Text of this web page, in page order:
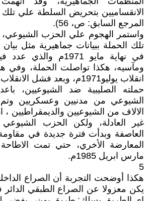
الانقساميين بتحريض السلطة علي تلك
المرجع السابق: ص، 56).
واستمر الهجوم علي الحزب
تلك الحملة ببيانات جماهيرية مثل
في نهاية مايو 1971م
ومآسيه، هكذا تواصلت الحملة، وفي
انقلاب يوليو1971م، وبعد فشل
حملته الصليبية ضد الشيوعيين،
الشيوعي من مدنيين وعسكريين
الالاف من الشيوعيين والديمقراطيين
غير العادلة، ولكن الحزب
العاصفة وبدأت فترة جديدة في
المعارضة الأخري، حتي تمت
مارس ابريل 1985م.
5
هكذا أوضحت التجربة أن الصراع
يكن معزولا عن الصراع الطبقي